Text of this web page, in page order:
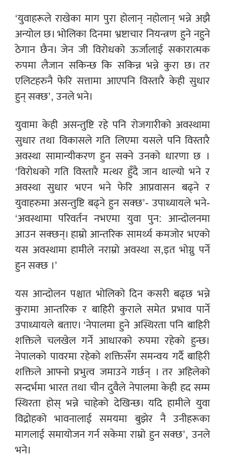
‘युवाहरूले राखेका माग पुरा होलान् नहोलान् भन्ने अझै
अन्योल छ। भोलिका दिनमा भ्रष्टाचार नियन्त्रण हुने नहुने
ठेगान छैन। जेन जी विरोधको ऊर्जालाई सकारात्मक
रुपमा लैजान सकिन्छ कि सकिन्न भन्ने कुरा छ। तर
एलिटहरुनै फेरि सत्तामा आएपनि विस्तारै केही सुधार
हुन् सक्छ’, उनले भने।
युवामा केही असन्तुष्टि रहे पनि रोजगारीको अवस्थामा
सुधार तथा विकासले गति लिएमा यसले पनि विस्तारै
अवस्था सामान्यीकरण हुन सक्ने उनको धारणा छ ।
‘विरोधको गति विस्तारै मत्थर हुँदै जान थाल्यो भने र
अवस्था सुधार भएन भने फेरि आप्रवासन बढ्ने र
युवाहरुमा असन्तुष्टि बढ्ने हुन सक्छ’- उपाध्यायले भने-
‘अवस्थामा परिवर्तन नभएमा युवा पुन: आन्दोलनमा
आउन सक्छन्। हाम्रो आन्तरिक सामर्थ्य कमजोर भएको
यस अवस्थामा हामीले नराम्रो अवस्था स,इत भोग्नु पर्ने
हुन सक्छ ।’
यस आन्दोलन पश्चात भोलिको दिन कसरी बढ्छ भन्ने
कुरामा आन्तरिक र बाहिरी कुराले समेत प्रभाव पार्ने
उपाध्यायले बताए। ‘नेपालमा हुने अस्थिरता पनि बाहिरी
शक्तिले चलखेल गर्ने आधारको रुपमा रहेको हुन्छ।
नेपालको पावरमा रहेको शक्तिसँग समन्वय गर्दै बाहिरी
शक्तिले आफ्नो प्रभुत्व जमाउने गर्छन् । तर अहिलेको
सन्दर्भमा भारत तथा चीन दुवैले नेपालमा केही हद सम्म
स्थिरता होस् भन्ने चाहेको देखिन्छ। यदि हामीले युवा
विद्रोहको भावनालाई समयमा बुझेर नै उनीहरूका
मागलाई समायोजन गर्न सकेमा राम्रो हुन सक्छ’, उनले
भने।